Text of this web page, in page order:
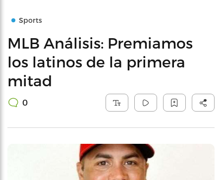
Sports
MLB Análisis: Premiamos
los latinos de la primera
mitad
0